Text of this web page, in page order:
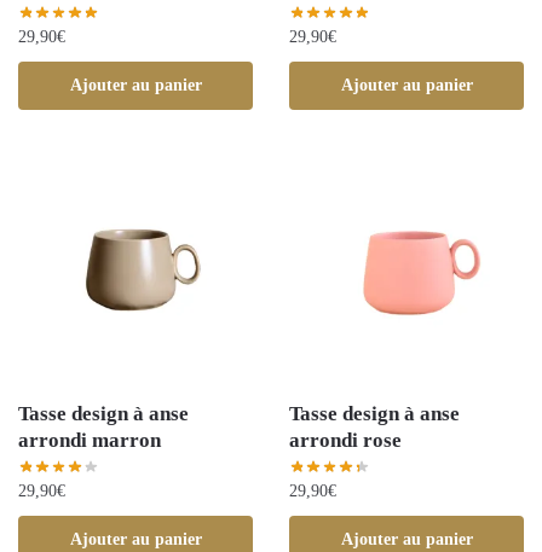
29,90€
Ajouter au panier
29,90€
Ajouter au panier
Tasse design à anse
arrondi marron
29,90€
Ajouter au panier
Tasse design à anse
arrondi rose
29,90€
Ajouter au panier